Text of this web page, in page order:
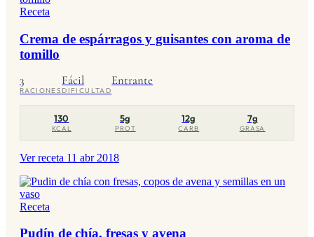
Receta
Crema de espárragos y guisantes con aroma de
tomillo
3
RACIONES
Fácil
DIFICULTAD
Entrante
130
KCAL
5g
PROT
12g
CARB
7g
GRASA
Ver receta 11 abr 2018
Receta
Pudín de chía, fresas y avena